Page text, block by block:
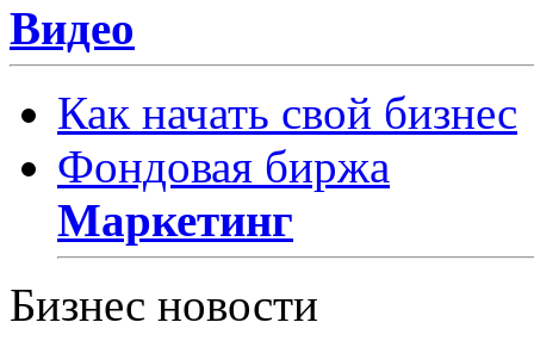
Видео
Как начать свой бизнес
Фондовая биржа
Маркетинг
Бизнес новости